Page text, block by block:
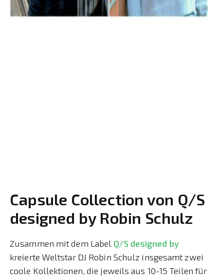
Capsule Collection von Q/S
designed by Robin Schulz
Zusammen mit dem Label Q/S designed by
kreierte Weltstar DJ Robin Schulz insgesamt zwei
coole Kollektionen, die jeweils aus 10-15 Teilen für